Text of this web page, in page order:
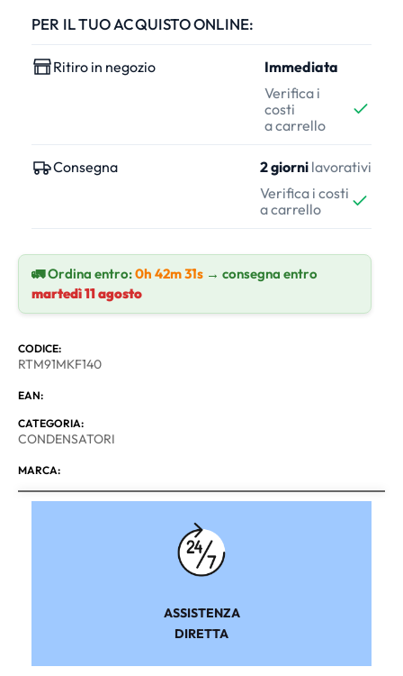
PER IL TUO ACQUISTO ONLINE:
Ritiro in negozio
Immediata
Verifica i
costi
a carrello
Consegna 2 giorni lavorativi
Verifica i costi
a carrello
🚛 Ordina entro:0h 42m 31s → consegna entro
martedì 11 agosto
CODICE:
RTM91MKF140
EAN:
CATEGORIA:
CONDENSATORI
MARCA:
ASSISTENZA
DIRETTA